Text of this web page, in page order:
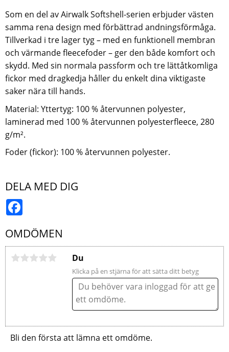
Som en del av Airwalk Softshell-serien erbjuder västen
samma rena design med förbättrad andningsförmåga.
Tillverkad i tre lager tyg – med en funktionell membran
och värmande fleecefoder – ger den både komfort och
skydd. Med sin normala passform och tre lättåtkomliga
fickor med dragkedja håller du enkelt dina viktigaste
saker nära till hands.
Material: Yttertyg: 100 % återvunnen polyester,
laminerad med 100 % återvunnen polyesterfleece, 280
g/m².
Foder (fickor): 100 % återvunnen polyester.
DELA MED DIG
OMDÖMEN
Du
Klicka på en stjärna för att sätta ditt betyg
Bli den första att lämna ett omdöme.